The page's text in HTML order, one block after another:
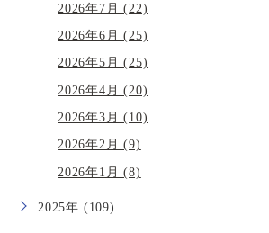
2026年7月 (22)
2026年6月 (25)
2026年5月 (25)
2026年4月 (20)
2026年3月 (10)
2026年2月 (9)
2026年1月 (8)
2025年 (109)